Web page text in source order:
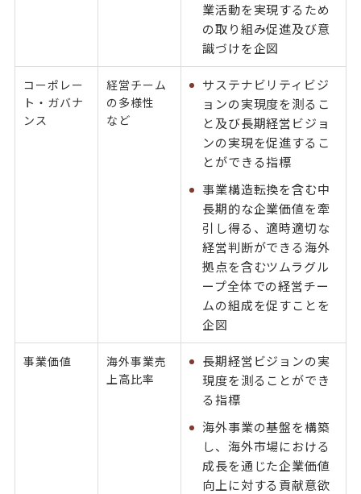
業活動を実現するため
の取り組み促進及び意
識づけを企図
コーポレー
ト・ガバナ
ンス
経営チーム
の多様性
など
サステナビリティビジ
ョンの実現度を測るこ
と及び長期経営ビジョ
ンの実現を促進するこ
とができる指標
事業構造転換を含む中
長期的な企業価値を牽
引し得る、適時適切な
経営判断ができる海外
拠点を含むツムラグル
ープ全体での経営チー
ムの組成を促すことを
企図
事業価値
海外事業売
上高比率
長期経営ビジョンの実
現度を測ることができ
る指標
海外事業の基盤を構築
し、海外市場における
成長を通じた企業価値
向上に対する貢献意欲